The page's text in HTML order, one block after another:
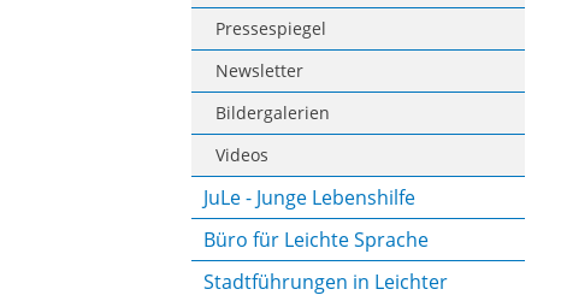
Pressespiegel
Newsletter
Bildergalerien
Videos
JuLe - Junge Lebenshilfe
Büro für Leichte Sprache
Stadtführungen in Leichter